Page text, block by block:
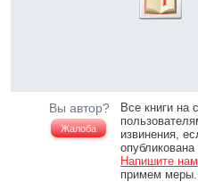
Вы автор?
Жалоба
Все книги на
извинения,
Напишите нам
примем меры.